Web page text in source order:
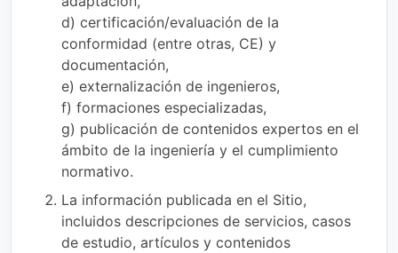
d) certificación/evaluación de la
conformidad (entre otras, CE) y
documentación,
e) externalización de ingenieros,
f) formaciones especializadas,
g) publicación de contenidos expertos en el
ámbito de la ingeniería y el cumplimiento
normativo.
La información publicada en el Sitio,
incluidos descripciones de servicios, casos
de estudio, artículos y contenidos